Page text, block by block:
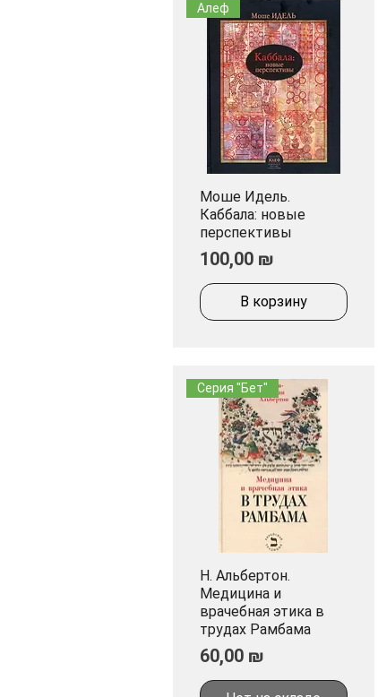
Быстрый просмотр
Алеф
Моше Идель.
Каббала: новые
перспективы
Цена
100,00 ₪
В корзину
Быстрый просмотр
Серия "Бет"
Н. Альбертон.
Медицина и
врачебная этика в
трудах Рамбама
Цена
60,00 ₪